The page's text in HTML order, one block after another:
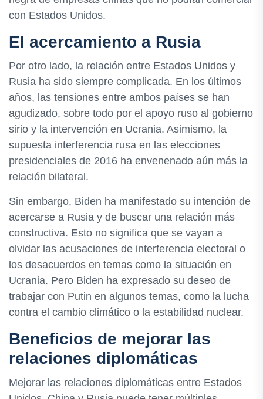
con Estados Unidos.
El acercamiento a Rusia
Por otro lado, la relación entre Estados Unidos y
Rusia ha sido siempre complicada. En los últimos
años, las tensiones entre ambos países se han
agudizado, sobre todo por el apoyo ruso al gobierno
sirio y la intervención en Ucrania. Asimismo, la
supuesta interferencia rusa en las elecciones
presidenciales de 2016 ha envenenado aún más la
relación bilateral.
Sin embargo, Biden ha manifestado su intención de
acercarse a Rusia y de buscar una relación más
constructiva. Esto no significa que se vayan a
olvidar las acusaciones de interferencia electoral o
los desacuerdos en temas como la situación en
Ucrania. Pero Biden ha expresado su deseo de
trabajar con Putin en algunos temas, como la lucha
contra el cambio climático o la estabilidad nuclear.
Beneficios de mejorar las
relaciones diplomáticas
Mejorar las relaciones diplomáticas entre Estados